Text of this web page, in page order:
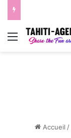
Menu
Accueil /